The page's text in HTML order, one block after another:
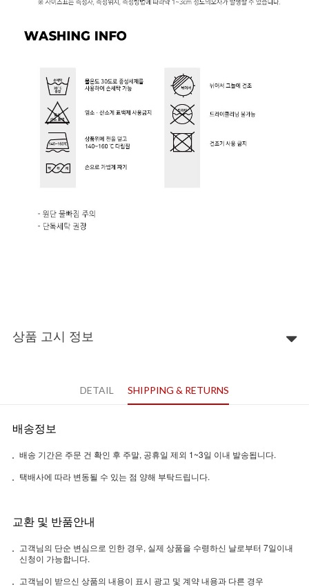
상품 고시 정보
DETAIL SHIPPING & RETURNS
배송정보
배송 기간은 주문 건 확인 후 주말, 공휴일 제외 1~3일 이내 발송됩니다.
택배사에 따라 변동될 수 있는 점 양해 부탁드립니다.
교환 및 반품안내
고객님의 단순 변심으로 인한 경우, 실제 상품을 수령하신 날로부터 7일이내
신청이 가능합니다.
고객님이 받으신 상품의 내용이 표시 광고 및 계약 내용과 다른 경우